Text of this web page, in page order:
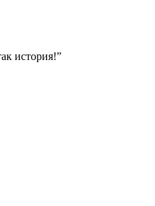
история!”